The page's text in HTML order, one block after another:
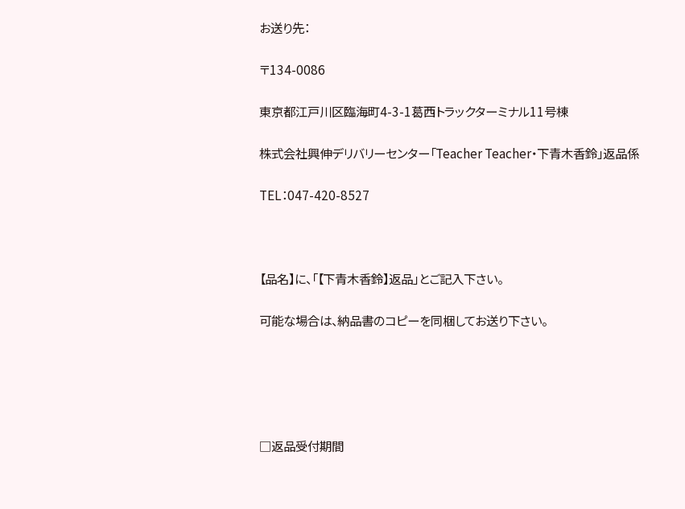
お送り先：
〒134-0086
東京都江戸川区臨海町4-3-1葛西トラックターミナル11号棟
株式会社興伸デリバリーセンター「Teacher Teacher・下青木香鈴」返品係
TEL：047-420-8527
【品名】に、「【下青木香鈴】返品」とご記入下さい。
可能な場合は、納品書のコピーを同梱してお送り下さい。
□返品受付期間